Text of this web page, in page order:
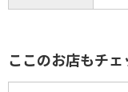
ここのお店もチ